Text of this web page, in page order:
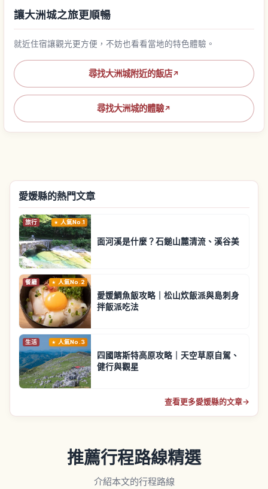
讓大洲城之旅更順暢
就近住宿讓觀光更方便，不妨也看看當地的特色體驗。
尋找大洲城附近的飯店↗
尋找大洲城的體驗↗
愛媛縣的熱門文章
旅行 人氣No.1
面河溪是什麼？石鎚山麓清流、溪谷美
餐廳 人氣No.2
愛媛鯛魚飯攻略｜松山炊飯派與島刺身
拌飯派吃法
生活 人氣No.3
四國喀斯特高原攻略｜天空草原自駕、
健行與觀星
查看更多愛媛縣的文章→
推薦行程路線精選
介紹本文的行程路線